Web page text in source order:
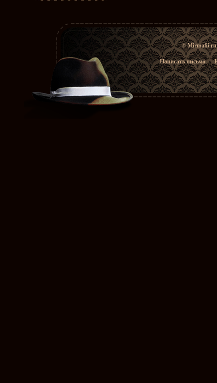
© Mirmafii.ru
Написать письмо